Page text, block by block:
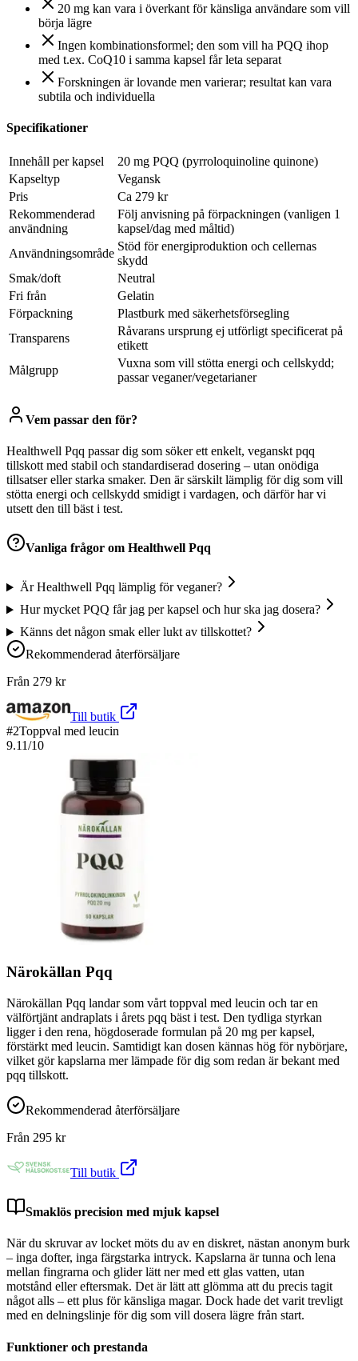
20 mg kan vara i överkant för känsliga användare som vill
börja lägre
Ingen kombinationsformel; den som vill ha PQQ ihop
med t.ex. CoQ10 i samma kapsel får leta separat
Forskningen är lovande men varierar; resultat kan vara
subtila och individuella
Specifikationer
Innehåll per kapsel
20 mg PQQ (pyrroloquinoline quinone)
Kapseltyp
Vegansk
Pris
Ca 279 kr
Rekommenderad
användning
Följ anvisning på förpackningen (vanligen 1
kapsel/dag med måltid)
Användningsområde
Stöd för energiproduktion och cellernas
skydd
Smak/doft
Neutral
Fri från
Gelatin
Förpackning
Plastburk med säkerhetsförsegling
Transparens
Råvarans ursprung ej utförligt specificerat på
etikett
Målgrupp
Vuxna som vill stötta energi och cellskydd;
passar veganer/vegetarianer
Vem passar den för?
Healthwell Pqq passar dig som söker ett enkelt, veganskt pqq
tillskott med stabil och standardiserad dosering – utan onödiga
tillsatser eller starka smaker. Den är särskilt lämplig för dig som vill
stötta energi och cellskydd smidigt i vardagen, och därför har vi
utsett den till bäst i test.
Vanliga frågor om Healthwell Pqq
Är Healthwell Pqq lämplig för veganer?
Hur mycket PQQ får jag per kapsel och hur ska jag dosera?
Känns det någon smak eller lukt av tillskottet?
Rekommenderad återförsäljare
Från 279 kr
Till butik
#2Toppval med leucin
9.11/10
Närokällan Pqq
Närokällan Pqq landar som vårt toppval med leucin och tar en
välförtjänt andraplats i årets pqq bäst i test. Den tydliga styrkan
ligger i den rena, högdoserade formulan på 20 mg per kapsel,
förstärkt med leucin. Samtidigt kan dosen kännas hög för nybörjare,
vilket gör kapslarna mer lämpade för dig som redan är bekant med
pqq tillskott.
Rekommenderad återförsäljare
Från 295 kr
Till butik
Smaklös precision med mjuk kapsel
När du skruvar av locket möts du av en diskret, nästan anonym burk
– inga dofter, inga färgstarka intryck. Kapslarna är tunna och lena
mellan fingrarna och glider lätt ner med ett glas vatten, utan
motstånd eller eftersmak. Det är lätt att glömma att du precis tagit
något alls – ett plus för känsliga magar. Dock hade det varit trevligt
med en delningslinje för dig som vill dosera lägre från start.
Funktioner och prestanda